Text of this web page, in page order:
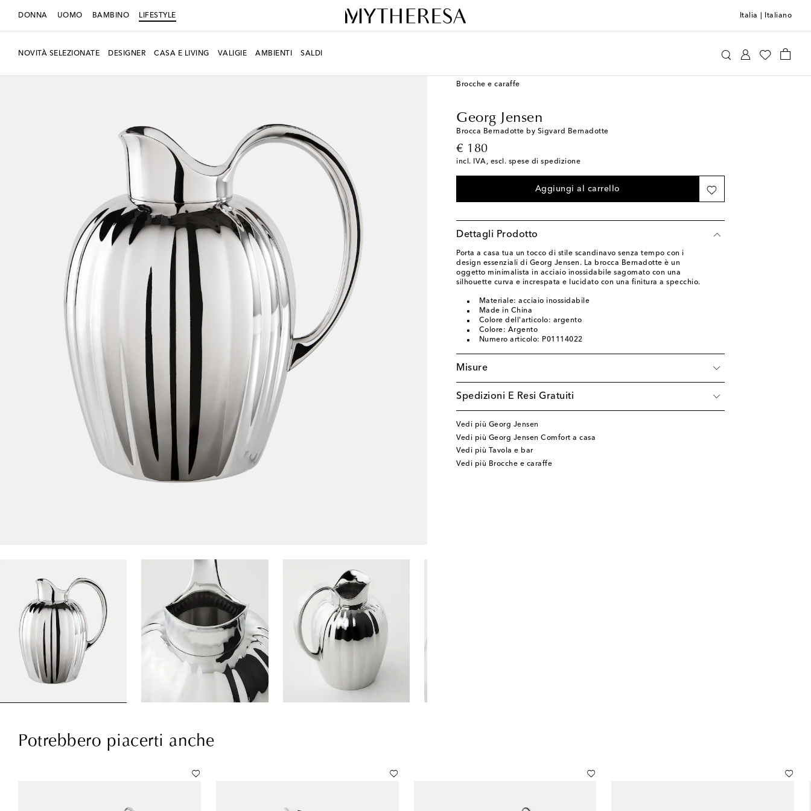
DONNA UOMO BAMBINO LIFESTYLE Italia Italiano
NOVITÀ SELEZIONATE DESIGNER CASA E LIVING VALIGIE AMBIENTI SALDI
Brocche e caraffe
Georg Jensen
Brocca Bernadotte by Sigvard Bernadotte
€ 180
original price
incl. IVA, escl. spese di spedizione
Aggiungi al carrello
Dettagli Prodotto
Porta a casa tua un tocco di stile scandinavo senza tempo con i
design essenziali di Georg Jensen. La brocca Bernadotte è un
oggetto minimalista in acciaio inossidabile sagomato con una
silhouette curva e increspata e lucidato con una finitura a specchio.
Materiale: acciaio inossidabile
Made in China
Colore dell'articolo: argento
Colore: Argento
Numero articolo: P01114022
Misure
Spedizioni E Resi Gratuiti
Vedi più Georg Jensen
Vedi più Georg Jensen Comfort a casa
Vedi più Tavola e bar
Vedi più Brocche e caraffe
Potrebbero piacerti anche